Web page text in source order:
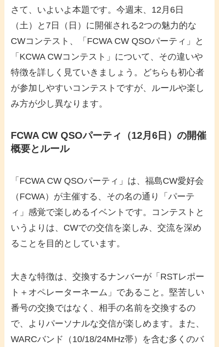
さて、いよいよ本題です。今週末、12月6日
（土）と7日（日）に開催される2つの魅力的な
CWコンテスト 、「 FCWA CW QSOパーティ 」と
「 KCWA CWコンテスト 」について、その違いや
特徴を詳しく見ていきましょう。どちらも初心者
が参加しやすいコンテストですが、ルールや楽し
み方が少し異なります。
FCWA CW QSOパーティ（12月6日）の開催
概要とルール
「FCWA CW QSOパーティ」は、福島CW愛好会
（FCWA）が主催する、その名の通り「パーテ
ィ」感覚で楽しめるイベントです。コンテストと
いうよりは、CWでの交信を楽しみ、交流を深め
ることを目的としています。
大きな特徴は、交換するナンバーが「RSTレポー
ト＋オペレーターネーム」であること。堅苦しい
番号の交換ではなく、相手の名前を交換するの
で、よりパーソナルな交信が楽しめます。また、
WARCバンド（10/18/24MHz帯）を含む多くのバ